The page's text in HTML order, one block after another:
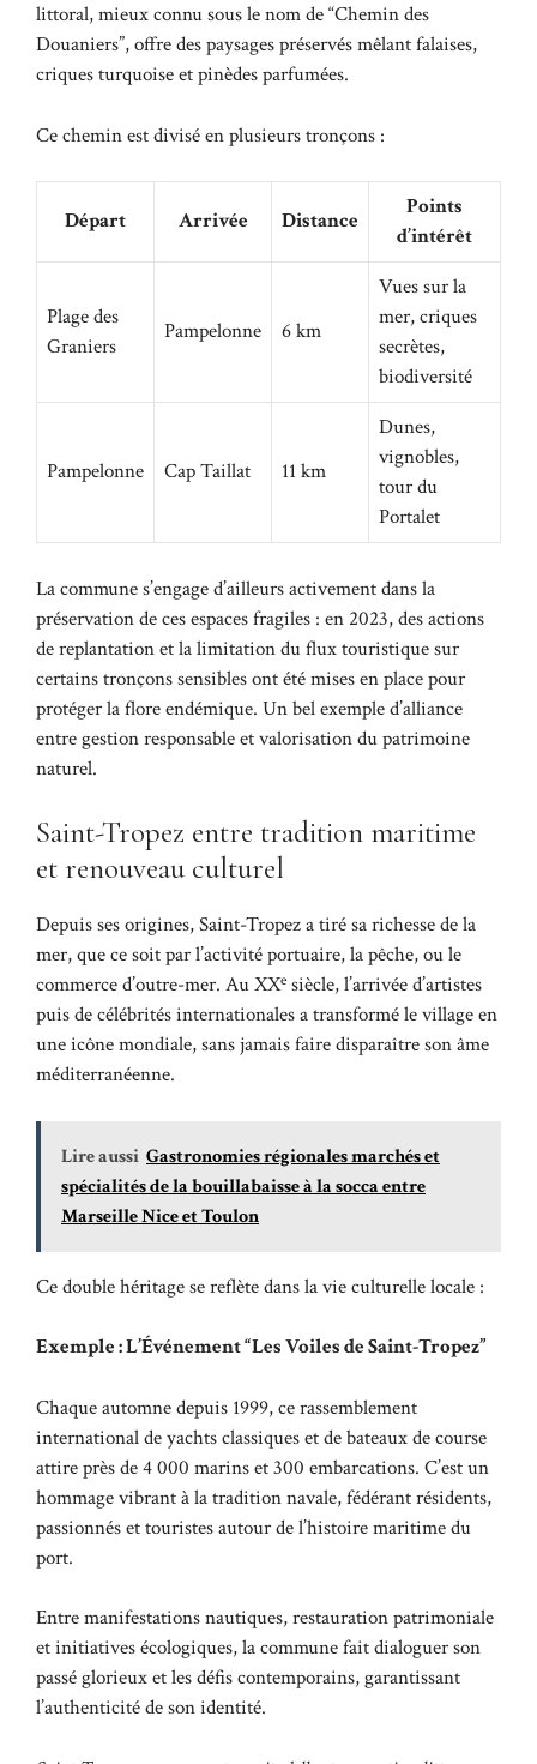
littoral, mieux connu sous le nom de “Chemin des
Douaniers”, offre des paysages préservés mêlant falaises,
criques turquoise et pinèdes parfumées.
Ce chemin est divisé en plusieurs tronçons :
Départ Arrivée Distance
Points
d’intérêt
Plage des
Graniers
Pampelonne 6 km
Vues sur la
mer, criques
secrètes,
biodiversité
Pampelonne Cap Taillat 11 km
Dunes,
vignobles,
tour du
Portalet
La commune s’engage d’ailleurs activement dans la
préservation de ces espaces fragiles : en 2023, des actions
de replantation et la limitation du flux touristique sur
certains tronçons sensibles ont été mises en place pour
protéger la flore endémique. Un bel exemple d’alliance
entre gestion responsable et valorisation du patrimoine
naturel.
Saint-Tropez entre tradition maritime
et renouveau culturel
Depuis ses origines, Saint-Tropez a tiré sa richesse de la
mer, que ce soit par l’activité portuaire, la pêche, ou le
commerce d’outre-mer. Au XXe siècle, l’arrivée d’artistes
puis de célébrités internationales a transformé le village en
une icône mondiale, sans jamais faire disparaître son âme
méditerranéenne.
Lire aussi Gastronomies régionales marchés et
spécialités de la bouillabaisse à la socca entre
Marseille Nice et Toulon
Ce double héritage se reflète dans la vie culturelle locale :
Exemple : L’Événement “Les Voiles de Saint-Tropez”
Chaque automne depuis 1999, ce rassemblement
international de yachts classiques et de bateaux de course
attire près de 4 000 marins et 300 embarcations. C’est un
hommage vibrant à la tradition navale, fédérant résidents,
passionnés et touristes autour de l’histoire maritime du
port.
Entre manifestations nautiques, restauration patrimoniale
et initiatives écologiques, la commune fait dialoguer son
passé glorieux et les défis contemporains, garantissant
l’authenticité de son identité.